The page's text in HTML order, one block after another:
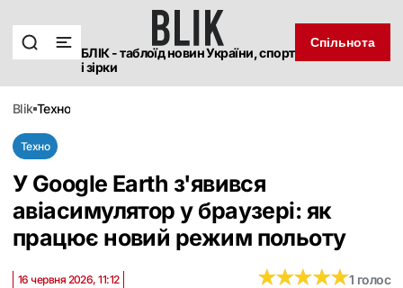
БЛІК - таблоїд новин України, спорт
і зірки
Спільнота
blik техно
Техно
У Google Earth з'явився
авіасимулятор у браузері: як
працює новий режим польоту
16 червня 2026, 11:12 ★★★★★
★★★★★1 голос